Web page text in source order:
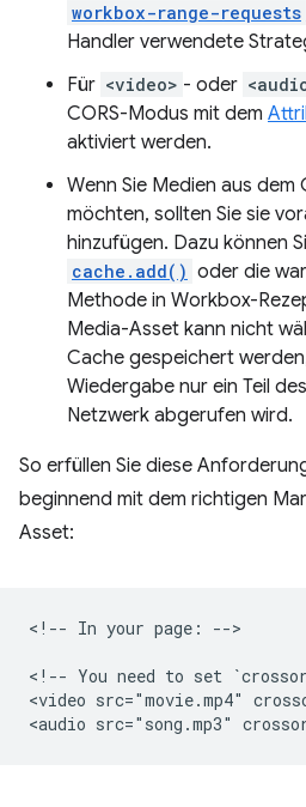
workbox-range-requests
Handler verwendete
Für <video> - oder
CORS-Modus mit dem
aktiviert werden.
Wenn Sie Medien aus
möchten, sollten Sie sie
hinzufügen. Dazu können
cache.add() oder die
Methode in Workbox-
Media-Asset kann nicht
Cache gespeichert
Wiedergabe nur ein Teil
Netzwerk abgerufen wird.
So erfüllen Sie diese
beginnend mit dem richtigen
Asset:
<!-- In your page: -->
<!-- You need to set
<video src="movie.mp4"